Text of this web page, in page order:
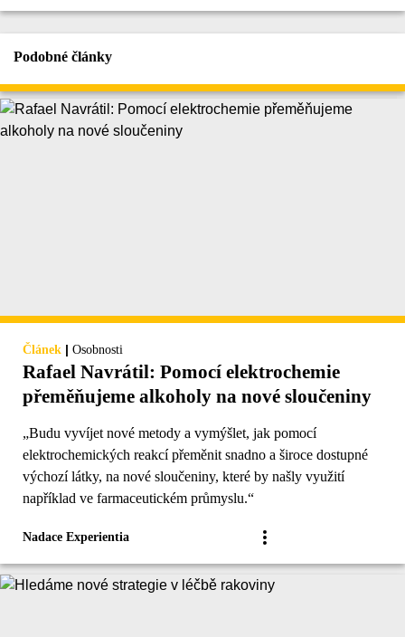
Podobné články
Článek | Osobnosti
Rafael Navrátil: Pomocí elektrochemie
přeměňujeme alkoholy na nové sloučeniny
„Budu vyvíjet nové metody a vymýšlet, jak pomocí
elektrochemických reakcí přeměnit snadno a široce dostupné
výchozí látky, na nové sloučeniny, které by našly využití
například ve farmaceutickém průmyslu.“
Nadace Experientia